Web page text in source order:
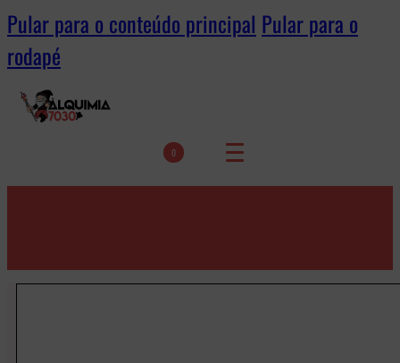
Pular para o conteúdo principal Pular para o
rodapé
0